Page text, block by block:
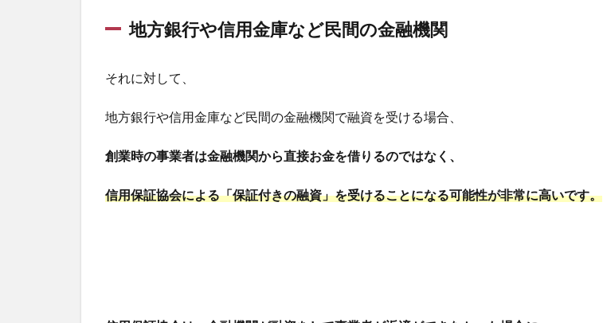
地方銀行や信用金庫など民間の金融機関
それに対して、
地方銀行や信用金庫など民間の金融機関で融資を受ける場合、
創業時の事業者は金融機関から直接お金を借りるのではなく、
信用保証協会による「保証付きの融資」を受けることになる可能性が非常に高いです。